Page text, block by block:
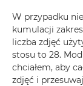
W przypadku
kumulacji
liczba zdjęć
stosu to 28.
chciałem, aby
zdjęć i